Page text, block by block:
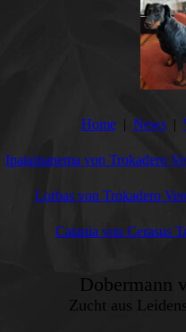
Home News
Ipaiaipanema von Trokadero
Lorbas von Trokadero
Catania von Cerasus
Dobermann
Zucht aus